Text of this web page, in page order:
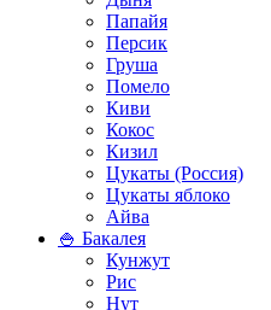
Папайя
Персик
Груша
Помело
Киви
Кокос
Кизил
Цукаты (Россия)
Цукаты яблоко
Айва
🍚 Бакалея
Кунжут
Рис
Нут